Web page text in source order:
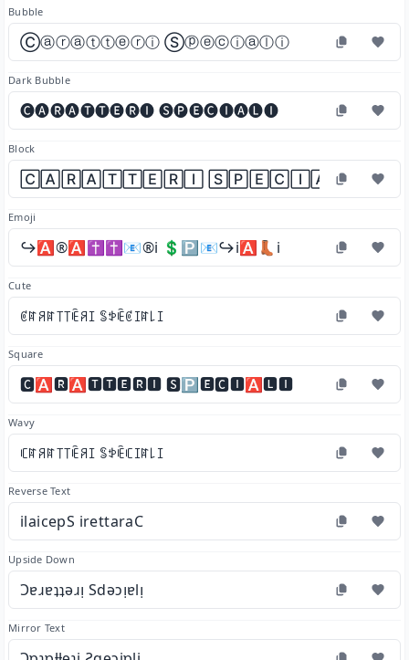
Bubble
Ⓒⓐⓡⓐⓣⓣⓔⓡⓘ Ⓢⓟⓔⓒⓘⓐⓛⓘ
Dark Bubble
🅒🅐🅡🅐🅣🅣🅔🅡🅘 🅢🅟🅔🅒🅘🅐🅛🅘
Block
🄲🄰🅁🄰🅃🅃🄴🅁🄸 🅂🄿🄴🄲🄸🄰🄻🄸
Emoji
↪️🅰️®️🅰️✝️✝️📧®️ℹ️ 💲🅿️📧↪️ℹ️🅰️👢ℹ️
Cute
ꏳꍏꋪꍏ꓄꓄ꍟꋪꀤ ꌚꉣꍟꏳꀤꍏ꒒ꀤ
Square
🅲🅰🆁🅰🆃🆃🅴🆁🅸 🆂🅿🅴🅲🅸🅰🅻🅸
Wavy
ꏸꍏꋪꍏ꓄꓄ꍟꋪꀤ ꌚꉣꍟꏸꀤꍏ꒒ꀤ
Reverse Text
ilaicepS irettaraC
Upside Down
Ɔɐɹɐʇʇǝɹᴉ Sdǝɔᴉɐlᴉ
Mirror Text